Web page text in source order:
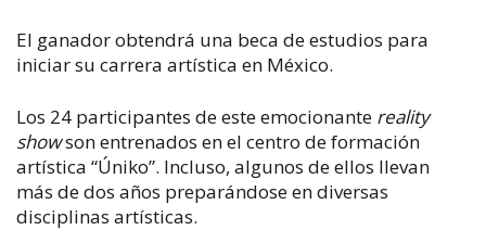
El ganador obtendrá una beca de estudios para
iniciar su carrera artística en México.
Los 24 participantes de este emocionante reality
showson entrenados en el centro de formación
artística “Úniko”. Incluso, algunos de ellos llevan
más de dos años preparándose en diversas
disciplinas artísticas.